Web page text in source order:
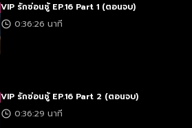
VIP รักซ่อนชู้ EP.16 Part 1 (ตอนจบ)
0:36:26 นาที
VIP รักซ่อนชู้ EP.16 Part 2 (ตอนจบ)
0:36:29 นาที